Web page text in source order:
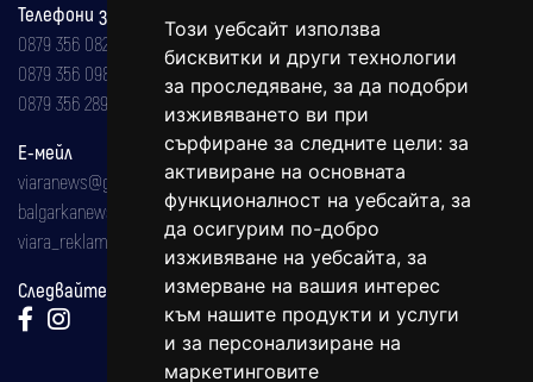
Този уебсайт използва
бисквитки и други технологии
за проследяване, за да подобри
изживяването ви при
сърфиране за следните цели: за
активиране на основната
функционалност на уебсайта, за
да осигурим по-добро
изживяване на уебсайта, за
измерване на вашия интерес
към нашите продукти и услуги
и за персонализиране на
маркетинговите
Телефони за реклама и абонаменти
0879 356 082
0879 356 098
0879 356 289
Е-мейл
viaranews@gmail.com
balgarkanews@gmail.com
viara_reklama@mail.bg
Следвайте ни: